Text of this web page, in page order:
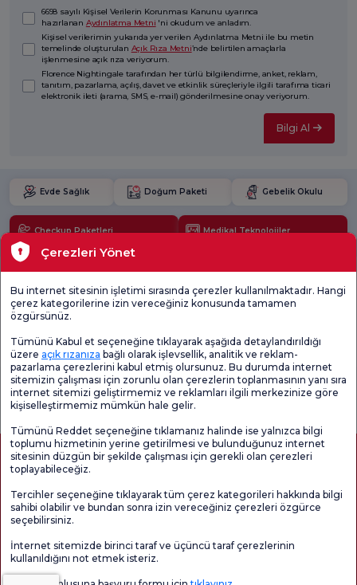
6698 sayılı Kişisel Verilerin Korunması Kanunu uyarınca
hazırlanan Aydınlatma Metni 'ni okudum ve anladım.
Kişisel verilerimin yukarıda yer verilen Aydınlatma Metni ile bu metin
temelinde oluşturulan Açık Rıza Metni’nde belirtilen amaçlarla
işlenmesine açık rıza veriyorum.
Florence Nightingale tarafından her türlü bilgilendirme, anket, reklam,
tanıtım, pazarlama, açılış, davet ve etkinlik süreçleriyle ilgili tarafıma ticari
elektronik ileti (arama, SMS, e-mail) gönderilmesine onay veriyorum.
Bilgi Al
Evde Sağlık Doğum Paketi Gebelik Okulu
Checkup Paketleri Medikal Teknolojiler
Lokasyonlar
Güncel Sağlık
Tıbbi Birimler
Genel
Memnuniyet
Anketi
Memnuniyet
Anketi'ni kontrol
edin
Promo
Memnuniyet
Sağlık Turizmi Yetkilendirmesi
Sayfa içeriği sadece bilgilendirme amaçlıdır. Tanı ve tedavi için mutlaka
Çerezleri Yönet
Bu internet sitesinin işletimi sırasında çerezler kullanılmaktadır. Hangi
çerez kategorilerine izin vereceğiniz konusunda tamamen
özgürsünüz.
Tümünü Kabul et seçeneğine tıklayarak aşağıda detaylandırıldığı
üzere açık rızanıza bağlı olarak işlevsellik, analitik ve reklam-
pazarlama çerezlerini kabul etmiş olursunuz. Bu durumda internet
sitemizin çalışması için zorunlu olan çerezlerin toplanmasının yanı sıra
internet sitemizi geliştirmemiz ve reklamları ilgili merkezinize göre
kişiselleştirmemiz mümkün hale gelir.
Tümünü Reddet seçeneğine tıklamanız halinde ise yalnızca bilgi
toplumu hizmetinin yerine getirilmesi ve bulunduğunuz internet
sitesinin düzgün bir şekilde çalışması için gerekli olan çerezleri
toplayabileceğiz.
Tercihler seçeneğine tıklayarak tüm çerez kategorileri hakkında bilgi
sahibi olabilir ve bundan sonra izin vereceğiniz çerezleri özgürce
seçebilirsiniz.
İnternet sitemizde birinci taraf ve üçüncü taraf çerezlerinin
kullanıldığını not etmek isteriz.